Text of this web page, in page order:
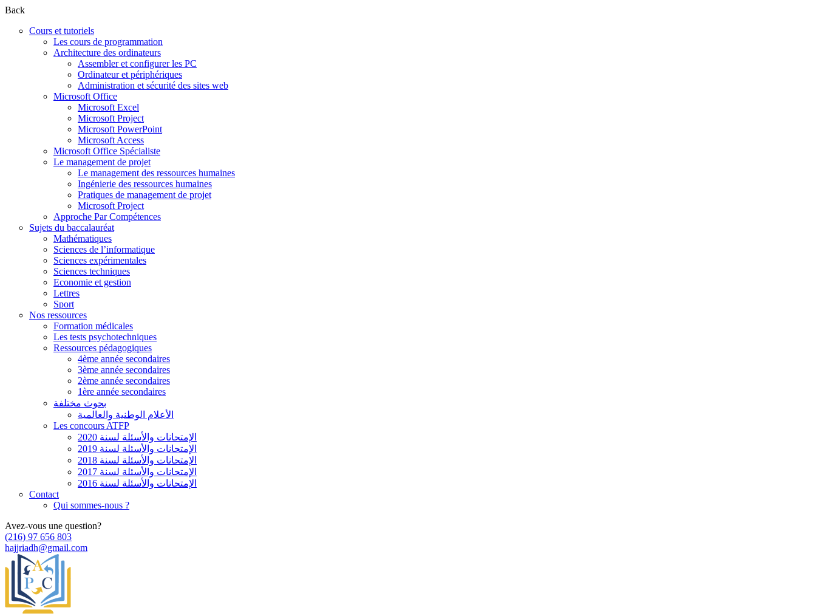
Back
Cours et tutoriels
Les cours de programmation
Architecture des ordinateurs
Assembler et configurer les PC
Ordinateur et périphériques
Administration et sécurité des sites web
Microsoft Office
Microsoft Excel
Microsoft Project
Microsoft PowerPoint
Microsoft Access
Microsoft Office Spécialiste
Le management de projet
Le management des ressources humaines
Ingénierie des ressources humaines
Pratiques de management de projet
Microsoft Project
Approche Par Compétences
Sujets du baccalauréat
Mathématiques
Sciences de l’informatique
Sciences expérimentales
Sciences techniques
Economie et gestion
Lettres
Sport
Nos ressources
Formation médicales
Les tests psychotechniques
Ressources pédagogiques
4ème année secondaires
3ème année secondaires
2ème année secondaires
1ère année secondaires
بحوث مختلفة
الأعلام الوطنية والعالمية
Les concours ATFP
الإمتحانات والأسئلة لسنة 2020
الإمتحانات والأسئلة لسنة 2019
الإمتحانات والأسئلة لسنة 2018
الإمتحانات والأسئلة لسنة 2017
الإمتحانات والأسئلة لسنة 2016
Contact
Qui sommes-nous ?
Avez-vous une question?
(216) 97 656 803
hajjriadh@gmail.com